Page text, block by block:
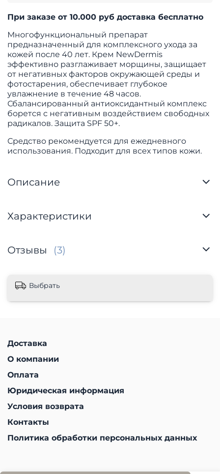
При заказе от 10.000 руб доставка бесплатно
Многофункциональный препарат
предназначенный для комплексного ухода за
кожей после 40 лет. Крем NewDermis
эффективно разглаживает морщины, защищает
от негативных факторов окружающей среды и
фотостарения, обеспечивает глубокое
увлажнение в течение 48 часов.
Сбалансированный антиоксидантный комплекс
борется с негативным воздействием свободных
радикалов. Защита SPF 50+.
Средство рекомендуется для ежедневного
использования. Подходит для всех типов кожи.
Описание
Характеристики
Отзывы (3)
Выбрать
Доставка
О компании
Оплата
Юридическая информация
Условия возврата
Контакты
Политика обработки персональных данных